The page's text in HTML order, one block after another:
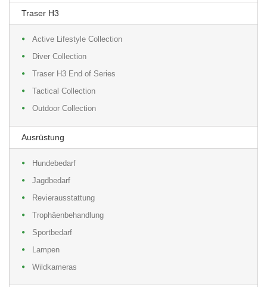
Traser H3
Active Lifestyle Collection
Diver Collection
Traser H3 End of Series
Tactical Collection
Outdoor Collection
Ausrüstung
Hundebedarf
Jagdbedarf
Revierausstattung
Trophäenbehandlung
Sportbedarf
Lampen
Wildkameras